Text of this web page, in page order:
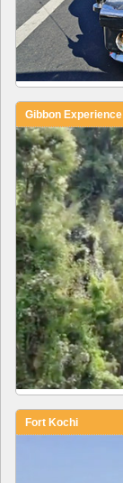
Gibbon Experience
Fort Kochi